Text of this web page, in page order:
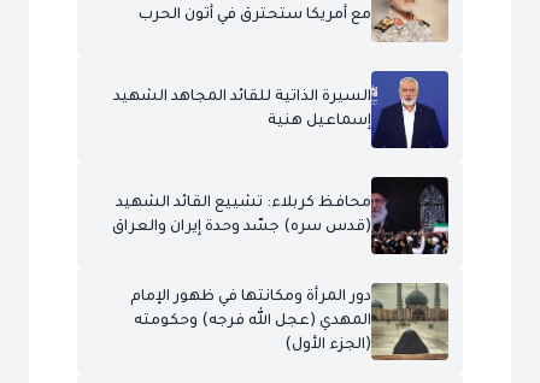
مع أمريكا ستحترق في أتون الحرب
السيرة الذاتية للقائد المجاهد الشهيد
إسماعيل هنية
محافظ كربلاء: تشييع القائد الشهيد
(قدس سره) جسّد وحدة إيران والعراق
دور المرأة ومكانتها في ظهور الإمام
المهدي (عجل الله فرجه) وحكومته
(الجزء الأول)